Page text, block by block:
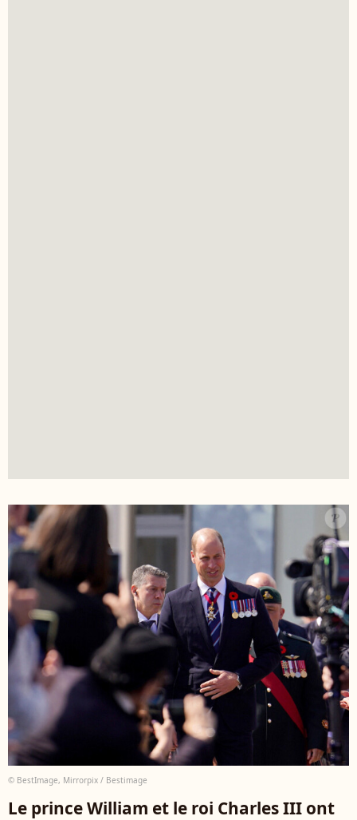
© BestImage, Mirrorpix / Bestimage
Le prince William et le roi Charles III ont